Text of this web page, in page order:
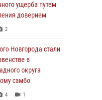
ущерба путем
доверием
2
Новгорода стали
в
округа
самбо
4 1